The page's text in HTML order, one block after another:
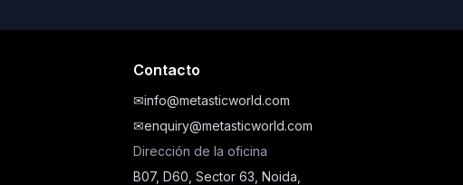
Contacto
✉info@metasticworld.com
✉enquiry@metasticworld.com
Dirección de la oficina
B07, D60, Sector 63, Noida,